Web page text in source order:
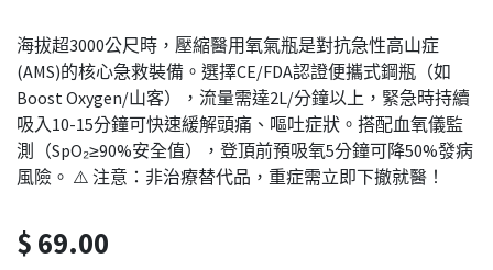
海拔超3000公尺時，壓縮醫用氧氣瓶是對抗急性高山症
(AMS)的核心急救裝備。選擇CE/FDA認證便攜式鋼瓶（如
Boost Oxygen/山客），流量需達2L/分鐘以上，緊急時持續
吸入10-15分鐘可快速緩解頭痛、嘔吐症狀。搭配血氧儀監
測（SpO₂≥90%安全值），登頂前預吸氧5分鐘可降50%發病
風險。 ⚠️ 注意：非治療替代品，重症需立即下撤就醫！
$69.00